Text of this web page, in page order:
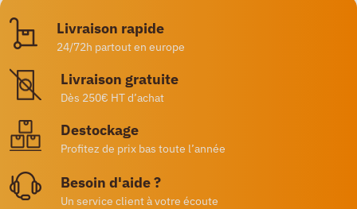
Livraison rapide
24/72h partout en europe
Livraison gratuite
Dès 250€ HT d’achat
Destockage
Profitez de prix bas toute l’année
Besoin d'aide ?
Un service client à votre écoute